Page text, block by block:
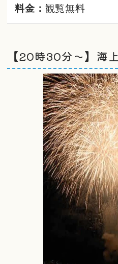
料金： 観覧無料
【20時30分～】海